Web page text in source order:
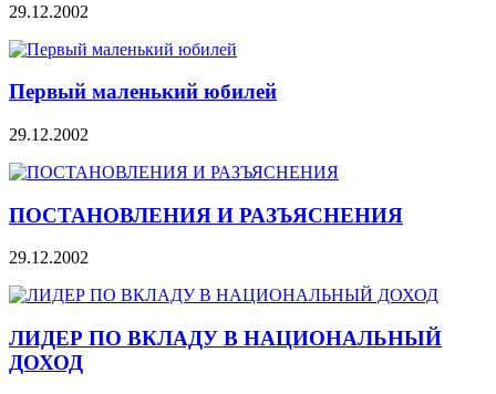
29.12.2002
Первый маленький юбилей
29.12.2002
ПОСТАНОВЛЕНИЯ И РАЗЪЯСНЕНИЯ
29.12.2002
ЛИДЕР ПО ВКЛАДУ В НАЦИОНАЛЬНЫЙ
ДОХОД